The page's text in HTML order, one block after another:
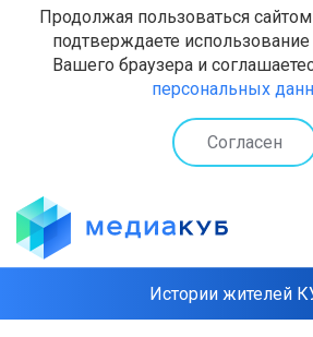
Продолжая пользоваться
подтверждаете
Вашего браузера и
персональных
Согласен
Истории жителей